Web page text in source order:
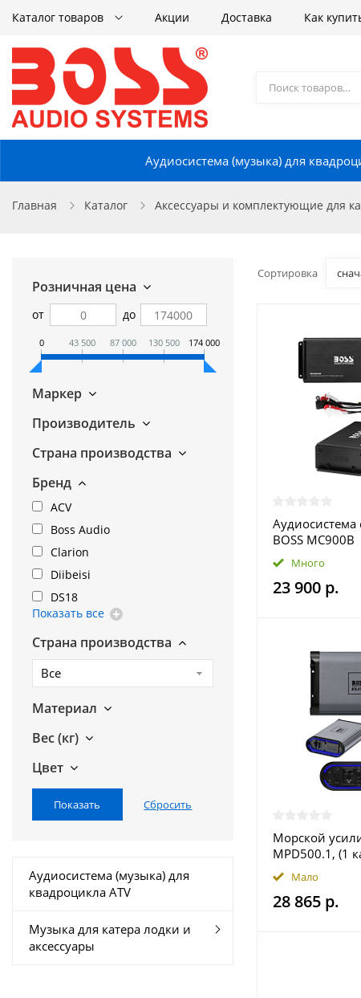
Каталог товаров Акции Доставка Как
Аудиосистема (музыка) для
Главная Каталог Аксессуары и комплектующие для
Розничная цена
от до
0 43 500 87 000 130 500 174 000
Маркер
Производитель
Страна производства
Бренд
ACV
Boss Audio
Clarion
Diibeisi
DS18
Показать все
Страна производства
Все
Материал
Вес (кг)
Цвет
Аудиосистема (музыка) для
квадроцикла ATV
Музыка для катера лодки и
аксессуары
Сортировка
Аудиосистема
BOSS MC900B
Много
23 900 р.
Морской
MPD500.1, (1
Мало
28 865 р.